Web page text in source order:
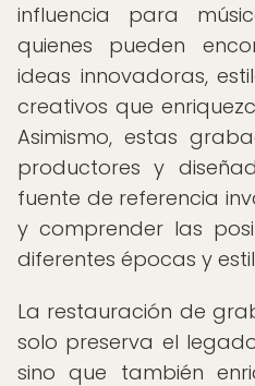
influencia para
quienes pueden
ideas innovadoras,
creativos que
Asimismo, estas
productores y
fuente de referencia
y comprender las
diferentes épocas y
La restauración de
solo preserva el
sino que también